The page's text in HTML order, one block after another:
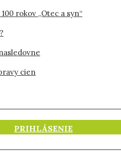
rokov „Otec a syn“
cien
PRIHLÁSENIE